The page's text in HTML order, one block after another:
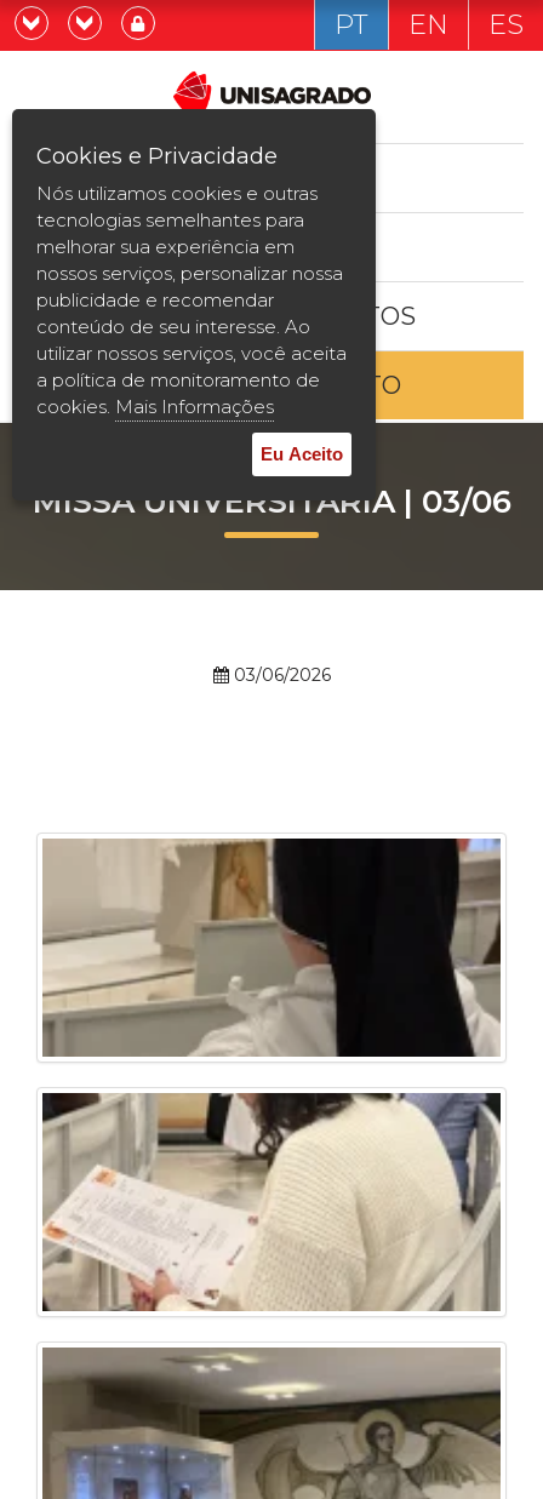
Graduação
Pós-graduação e MBA
Curta Duração
Vestibular
2ª Graduação
Transferência
Reingresso
Internacionalização
UATI
Já sou estudande
Quero ser estudante
PT EN ES
ESTUDE AQUI
BOLSAS E DESCONTOS
ENTRE EM CONTATO
MISSA UNIVERSITÁRIA | 03/06
03/06/2026
Cookies e Privacidade
Nós utilizamos cookies e outras
tecnologias semelhantes para
melhorar sua experiência em
nossos serviços, personalizar nossa
publicidade e recomendar
conteúdo de seu interesse. Ao
utilizar nossos serviços, você aceita
a política de monitoramento de
cookies. Mais Informações
Eu Aceito